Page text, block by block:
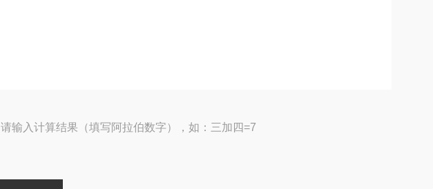
请输入计算结果（填写阿拉伯数字），如：三加四=7